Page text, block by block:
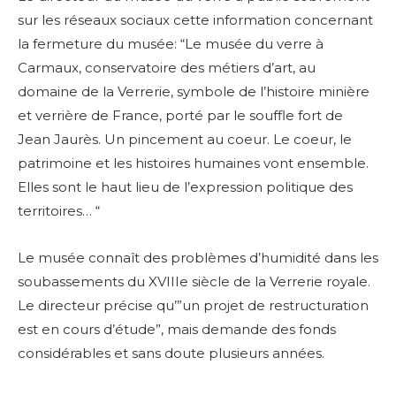
sur les réseaux sociaux cette information concernant
la fermeture du musée: “Le musée du verre à
Carmaux, conservatoire des métiers d’art, au
domaine de la Verrerie, symbole de l’histoire minière
et verrière de France, porté par le souffle fort de
Jean Jaurès. Un pincement au coeur. Le coeur, le
patrimoine et les histoires humaines vont ensemble.
Elles sont le haut lieu de l’expression politique des
territoires… “
Le musée connaît des problèmes d’humidité dans les
soubassements du XVIIIe siècle de la Verrerie royale.
Le directeur précise qu’”un projet de restructuration
est en cours d’étude”, mais demande des fonds
considérables et sans doute plusieurs années.